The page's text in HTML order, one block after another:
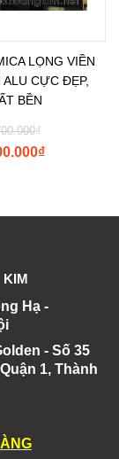
LỌNG VIỀN
ALU CỰC ĐẸP,
BỀN
₫
₫
KIM
Hạ -
- Số 35
1, Thành